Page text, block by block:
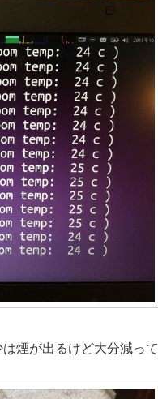
煙が出るけど大分減って